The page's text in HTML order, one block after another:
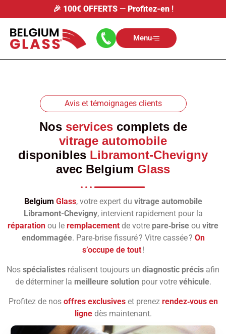
🎉 100€ OFFERTS— Profitez-en!
Menu
Avis et témoignages clients
Nos servicescomplets de
vitrage automobile
disponibles Libramont-Chevigny
avec Belgium Glass
Belgium Glass, votre expert du vitrage automobile
Libramont-Chevigny, intervient rapidement pour la
réparation ou le remplacement de votre pare‑brise ou vitre
endommagée. Pare‑brise fissuré ? Vitre cassée ? On
s’occupe de tout!
Nos spécialistes réalisent toujours un diagnostic précis afin
de déterminer la meilleure solution pour votre véhicule.
Profitez de nos offres exclusiveset prenez rendez‑vous en
lignedès maintenant.